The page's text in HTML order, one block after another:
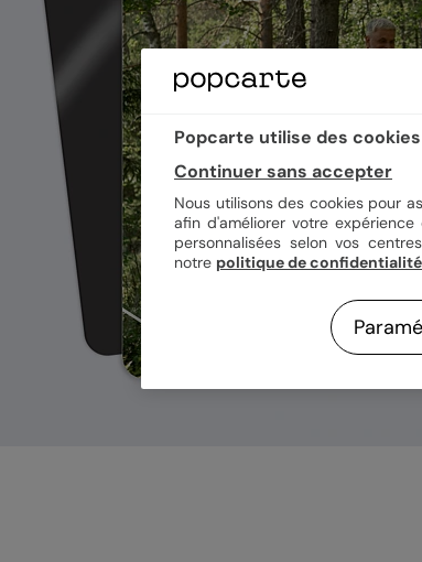
Popcarte utilise des cookies
Continuer sans accepter
Nous utilisons des cookies pour
afin d'améliorer votre
personnalisées selon vos
notre politique de confidentialité